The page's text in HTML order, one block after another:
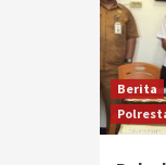
Berita